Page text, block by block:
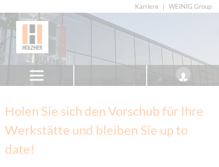
Karriere WEINIG Group
Holen Sie sich den Vorschub für Ihre
Werkstätte und bleiben Sie up to
date!